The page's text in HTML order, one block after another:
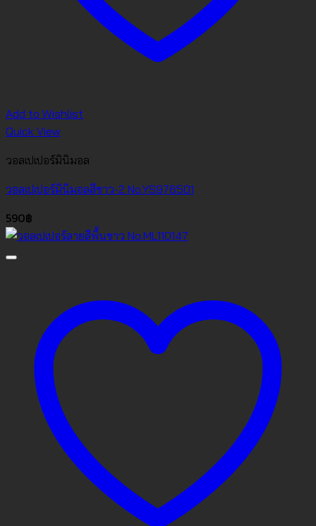
Add to Wishlist
Quick View
วอลเปเปอร์มินิมอล
วอลเปเปอร์มินิมอลสีขาว-2 No.YS976501
590฿